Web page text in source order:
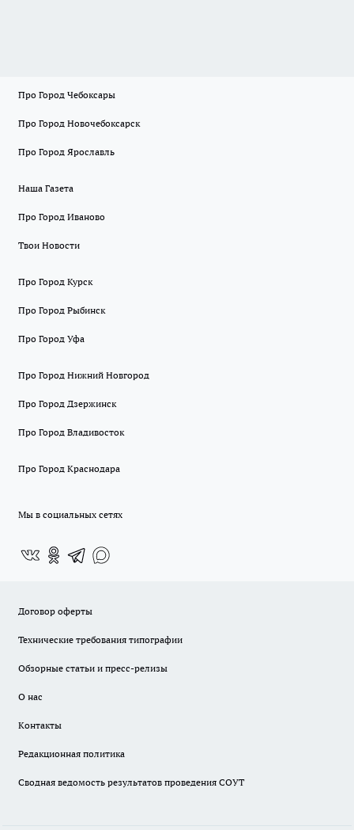
Про Город Чебоксары
Про Город Новочебоксарск
Про Город Ярославль
Наша Газета
Про Город Иваново
Твои Новости
Про Город Курск
Про Город Рыбинск
Про Город Уфа
Про Город Нижний Новгород
Про Город Дзержинск
Про Город Владивосток
Про Город Краснодара
Мы в социальных сетях
Договор оферты
Технические требования типографии
Обзорные статьи и пресс-релизы
О нас
Контакты
Редакционная политика
Сводная ведомость результатов проведения СОУТ